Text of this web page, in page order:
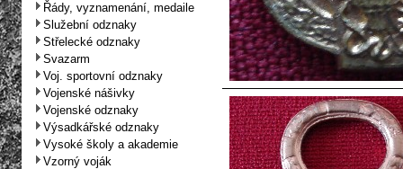
Řády, vyznamenání, medaile
Služební odznaky
Střelecké odznaky
Svazarm
Voj. sportovní odznaky
Vojenské nášivky
Vojenské odznaky
Výsadkářské odznaky
Vysoké školy a akademie
Vzorný voják